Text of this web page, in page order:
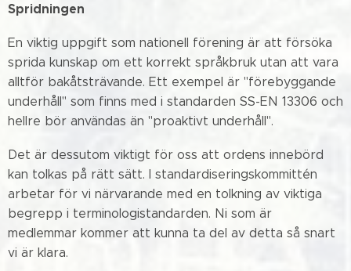
Spridningen
En viktig uppgift som nationell förening är att försöka
sprida kunskap om ett korrekt språkbruk utan att vara
alltför bakåtsträvande. Ett exempel är "förebyggande
underhåll" som finns med i standarden SS-EN 13306 och
hellre bör användas än "proaktivt underhåll".
Det är dessutom viktigt för oss att ordens innebörd
kan tolkas på rätt sätt. I standardiseringskommittén
arbetar för vi närvarande med en tolkning av viktiga
begrepp i terminologistandarden. Ni som är
medlemmar kommer att kunna ta del av detta så snart
vi är klara.